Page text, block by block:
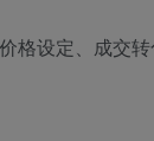
格设定、成交